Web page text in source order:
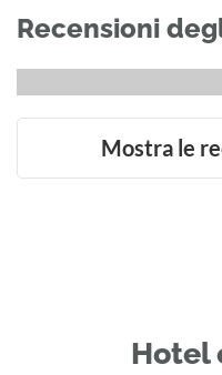
Recensioni
Mostra le
Hotel